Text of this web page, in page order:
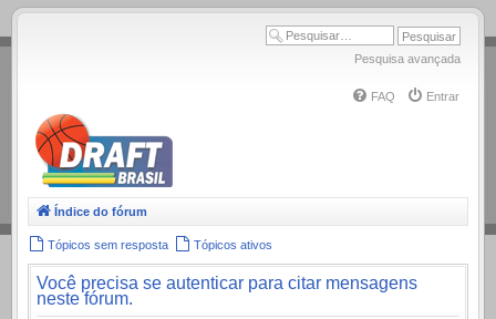
.
Pesquisa avançada
FAQ Entrar
Índice do fórum
Tópicos sem resposta Tópicos ativos
Você precisa se autenticar para citar mensagens
neste fórum.